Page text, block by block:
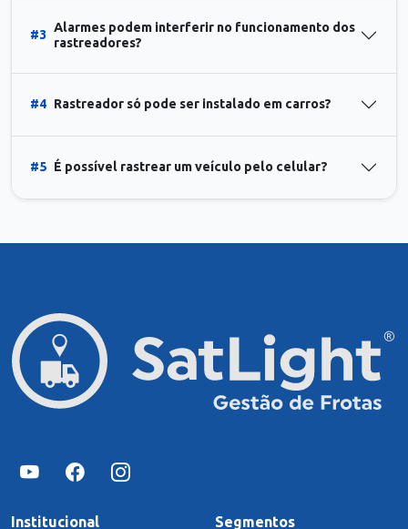
#3
Alarmes podem interferir no funcionamento dos
rastreadores?
#4 Rastreador só pode ser instalado em carros?
#5 É possível rastrear um veículo pelo celular?
Institucional Segmentos